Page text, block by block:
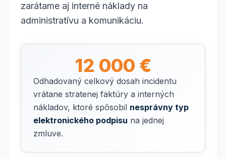
zarátame aj interné náklady na
administratívu a komunikáciu.
12 000 €
Odhadovaný celkový dosah incidentu
vrátane stratenej faktúry a interných
nákladov, ktoré spôsobil nesprávny typ
elektronického podpisu na jednej
zmluve.